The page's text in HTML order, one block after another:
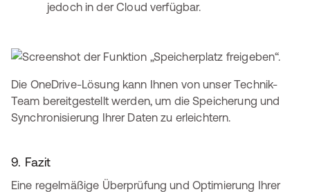
jedoch in der Cloud verfügbar.
Die OneDrive-Lösung kann Ihnen von unser Technik-
Team bereitgestellt werden, um die Speicherung und
Synchronisierung Ihrer Daten zu erleichtern.
9. Fazit
Eine regelmäßige Überprüfung und Optimierung Ihrer